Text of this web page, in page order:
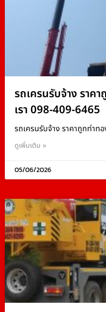
รถเครนรับจ้าง ราค
เรา 098-409-6465
รถเครนรับจ้าง ราคาถูกท่าท
ดูเพิ่มเติม »
05/06/2026